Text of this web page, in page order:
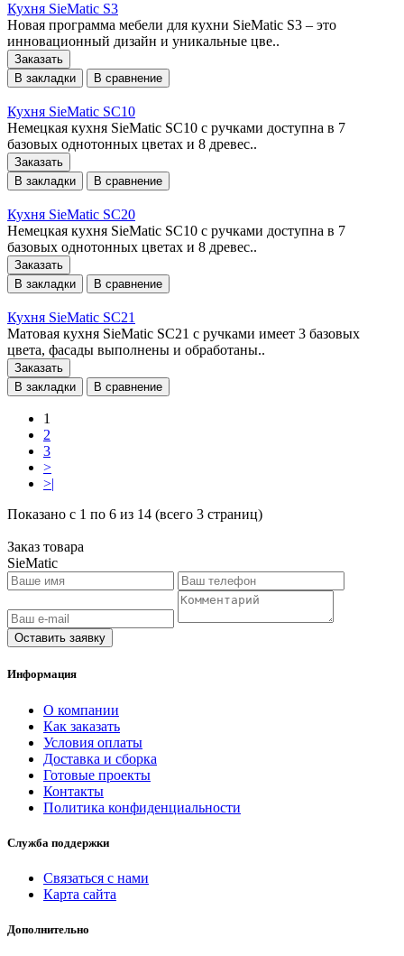
Кухня SieMatic S3
Новая программа мебели для кухни SieMatic S3 – это
инновационный дизайн и уникальные цве..
Заказать
В закладки
В сравнение
Кухня SieMatic SC10
Немецкая кухня SieMatic SC10 с ручками доступна в 7
базовых однотонных цветах и 8 древес..
Заказать
В закладки
В сравнение
Кухня SieMatic SC20
Немецкая кухня SieMatic SC10 с ручками доступна в 7
базовых однотонных цветах и 8 древес..
Заказать
В закладки
В сравнение
Кухня SieMatic SC21
Матовая кухня SieMatic SC21 с ручками имеет 3 базовых
цвета, фасады выполнены и обработаны..
Заказать
В закладки
В сравнение
1
2
3
>
>|
Показано с 1 по 6 из 14 (всего 3 страниц)
Заказ товара
SieMatic
Оставить заявку
Информация
O компании
Как заказать
Условия оплаты
Доставка и сборка
Готовые проекты
Контакты
Политика конфиденциальности
Служба поддержки
Связаться с нами
Карта сайта
Дополнительно